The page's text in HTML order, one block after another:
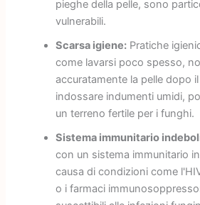
pieghe della pelle, sono
vulnerabili.
Scarsa igiene:Pratiche
come lavarsi poco spesso,
accuratamente la pelle dopo
indossare indumenti umidi,
un terreno fertile per i funghi.
Sistema immunitario
con un sistema immunitario
causa di condizioni come
o i farmaci